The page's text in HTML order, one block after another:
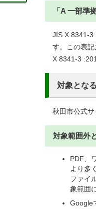
「A 一部準
JIS X 8341-3
す。この表
X 8341-3
対象とな
秋田市公式サ
対象範囲外
PDF、
より多
ファイ
象範囲
Google